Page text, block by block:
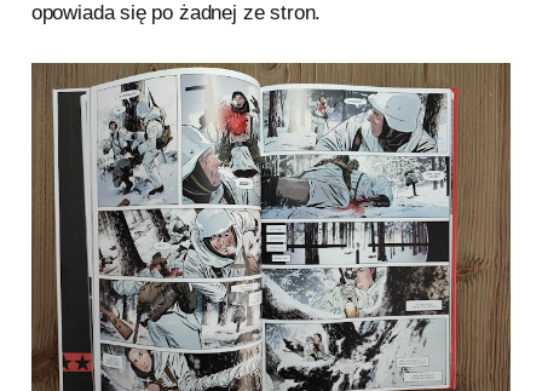
opowiada się po żadnej ze stron.